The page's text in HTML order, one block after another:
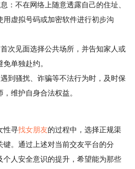
不在网络上随意透露自己的住址、
用虚拟号码或加密软件进行初步沟
见面选择公共场所，并告知家人或
单独赴约。
骚扰、诈骗等不法行为时，及时保
维护自身合法权益。
寻找女朋友的过程中，选择正规渠
键。通过上述对当前交友平台的分
个人安全意识的提升，希望能为那些